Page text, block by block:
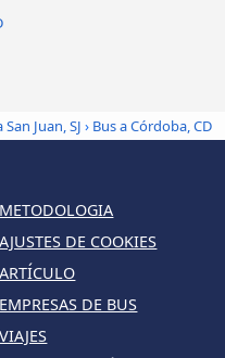
San Juan, SJ › Bus a Córdoba, CD
METODOLOGIA
AJUSTES DE COOKIES
ARTÍCULO
EMPRESAS DE BUS
VIAJES